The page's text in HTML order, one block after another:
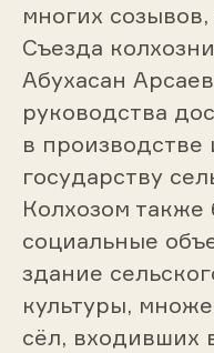
многих
Съезда
Абухасан
руководства
в
государству
Колхозом также
социальные
здание
культуры,
сёл, входивших